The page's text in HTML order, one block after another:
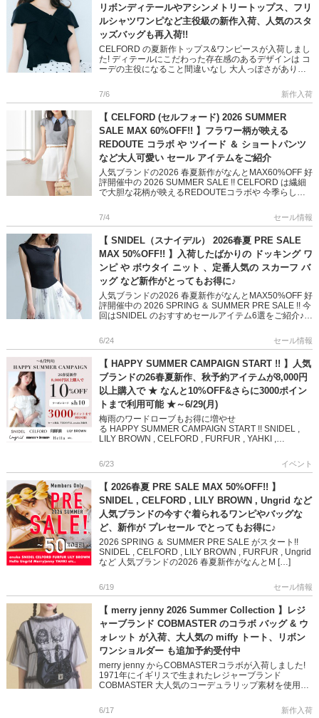
リボンディテールやアシンメトリートップス、フリ
ルシャツワンピなど主役級の新作入荷、人気のスタ
ッズバッグも再入荷!!
CELFORD の夏新作トップス&ワンピースが入荷しまし
た! ディテールにこだわった存在感のあるデザインは コ
ーデの主役になること間違いなし 大人っぽさがありつ
す […]
7/6 新作入荷
【 CELFORD (セルフォード) 2026 SUMMER
SALE MAX 60%OFF!! 】フラワー柄が映える
REDOUTE コラボ や ツイード ＆ ショートパンツ
など大人可愛い セール アイテムをご紹介
人気ブランドの2026 春夏新作がなんとMAX60%OFF 好
評開催中の 2026 SUMMER SALE !! CELFORD は繊細
で大胆な花柄が映えるREDOUTEコラボや 今季らしい
7/4 セール情報
【 SNIDEL（スナイデル） 2026春夏 PRE SALE
MAX 50%OFF!! 】入荷したばかりの ドッキング ワ
ンピ や ボウタイ ニット 、定番人気の スカーフ バ
ッグ など新作がとってもお得に♪
人気ブランドの2026 春夏新作がなんとMAX50%OFF 好
評開催中の 2026 SPRING ＆ SUMMER PRE SALE !! 今
回はSNIDEL のおすすめセールアイテム6選をご紹介♪
6/24 セール情報
【 HAPPY SUMMER CAMPAIGN START !! 】人気
ブランドの26春夏新作、秋予約アイテムが8,000円
以上購入で ★ なんと10%OFF&さらに3000ポイン
トまで利用可能 ★～6/29(月)
梅雨のワードローブもお得に増やせ
る HAPPY SUMMER CAMPAIGN START !! SNIDEL ,
LILY BROWN , CELFORD , FURFUR , YAHKI ,
6/23 イベント
【 2026春夏 PRE SALE MAX 50%OFF!! 】
SNIDEL , CELFORD , LILY BROWN , Ungrid など
人気ブランドの今すぐ着られるワンピやバッグな
ど、新作が プレセール でとってもお得に♪
2026 SPRING ＆ SUMMER PRE SALE がスタート!!
SNIDEL , CELFORD , LILY BROWN , FURFUR , Ungrid
など 人気ブランドの2026 春夏新作がなんとM […]
6/19 セール情報
【 merry jenny 2026 Summer Collection 】レジ
ャーブランド COBMASTER のコラボ バッグ & ウ
ォレット が入荷、大人気の miffy トート、リボン
ワンショルダー も追加予約受付中
merry jenny からCOBMASTERコラボが入荷しました!
1971年にイギリスで生まれたレジャーブランド
COBMASTER 大人気のコーデュラリップ素材を使用し
6/17 新作入荷